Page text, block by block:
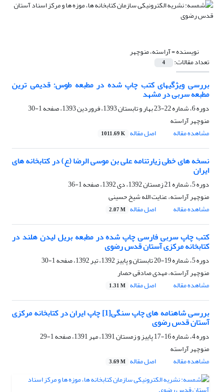
نویسنده =آراسته، منوچهر
تعداد مقالات: 4
بررسی ویژگیهای کتب چاپ شده در مطبعه طوس: قدیمی ترین
مطبعه سربی در مشهد
دوره 6، شماره 22-23 بهار و تابستان 1393، فروردین 1393، صفحه
1-30
منوچهر آراسته
مشاهده مقاله
اصل مقاله 1011.69 K
نسخه های خطی زیارتنامه علی بن موسی الرضا (ع) در کتابخانه های
ایران
دوره 5، شماره 21 زمستان 1392، دی 1392، صفحه
1-36
منوچهر آراسته، عنایت الله شیخ حسینی
مشاهده مقاله
اصل مقاله 2.07 M
کتب چاپ سربی فارسی چاپ شده در مطبعه بریل لیدن هلند در
کتابخانه مرکزی آستان قدس رضوی
دوره 5، شماره 19-20 تابستان و پاییز 1392، تیر 1392، صفحه
1-30
منوچهر آراسته، مهدی صادقی حصار
مشاهده مقاله
اصل مقاله 1.31 M
بررسی شاهنامه های چاپ سنگی[1] چاپ ایران در کتابخانه مرکزی
آستان قدس رضوی
دوره 4، شماره 16-17 پاییز و زمستان 1391، مهر 1391، صفحه
1-29
منوچهر آراسته
مشاهده مقاله
اصل مقاله 3.69 M